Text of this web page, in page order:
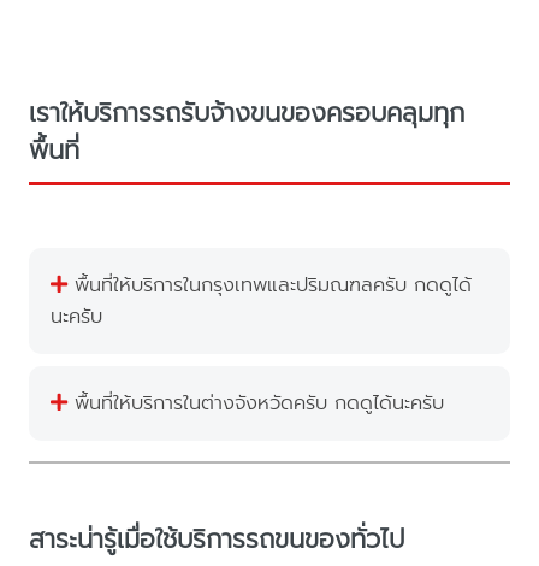
เราให้บริการรถรับจ้างขนของครอบคลุมทุก
พื้นที่
พื้นที่ให้บริการในกรุงเทพและปริมณฑลครับ กดดูได้
นะครับ
พื้นที่ให้บริการในต่างจังหวัดครับ กดดูได้นะครับ
สาระน่ารู้เมื่อใช้บริการรถขนของทั่วไป